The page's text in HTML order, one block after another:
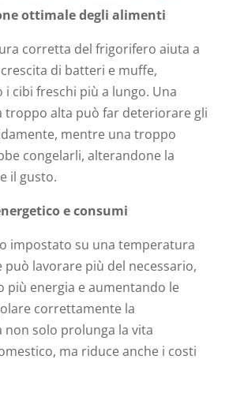
ottimale degli alimenti
corretta del frigorifero aiuta a
di batteri e muffe,
i cibi freschi più a lungo. Una
troppo alta può far deteriorare gli
mentre una troppo
congelarli, alterandone la
il gusto.
e consumi
impostato su una temperatura
lavorare più del necessario,
più energia e aumentando le
correttamente la
solo prolunga la vita
ma riduce anche i costi